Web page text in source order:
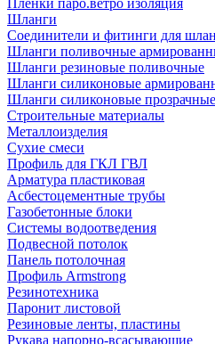
Пленки паро.ветро изоляция
Шланги
Соединители и фитинги для
Шланги поливочные
Шланги резиновые поливочные
Шланги силиконовые
Шланги силиконовые прозрачные
Строительные материалы
Металлоизделия
Сухие смеси
Профиль для ГКЛ ГВЛ
Арматура пластиковая
Асбестоцементные трубы
Газобетонные блоки
Системы водоотведения
Подвесной потолок
Панель потолочная
Профиль Armstrong
Резинотехника
Паронит листовой
Резиновые ленты, пластины
Рукава напорно-всасывающие